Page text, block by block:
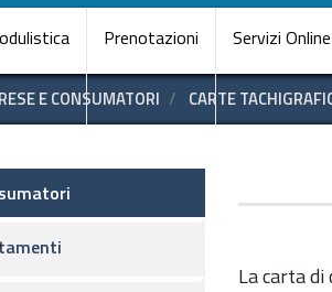
Prenotazioni Servizi Online
E CONSUMATORI CARTE
La carta
e consumatori